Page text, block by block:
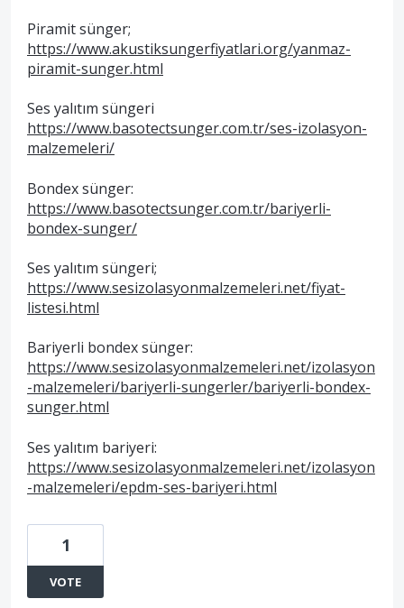
Piramit sünger;
https://www.akustiksungerfiyatlari.org/yanmaz-
piramit-sunger.html
Ses yalıtım süngeri
https://www.basotectsunger.com.tr/ses-izolasyon-
malzemeleri/
Bondex sünger:
https://www.basotectsunger.com.tr/bariyerli-
bondex-sunger/
Ses yalıtım süngeri;
https://www.sesizolasyonmalzemeleri.net/fiyat-
listesi.html
Bariyerli bondex sünger:
https://www.sesizolasyonmalzemeleri.net/izolasyon
-malzemeleri/bariyerli-sungerler/bariyerli-bondex-
sunger.html
Ses yalıtım bariyeri:
https://www.sesizolasyonmalzemeleri.net/izolasyon
-malzemeleri/epdm-ses-bariyeri.html
1
VOTE